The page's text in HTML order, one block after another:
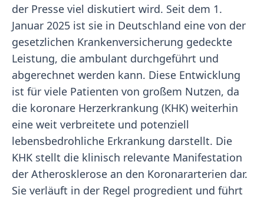
der Presse viel diskutiert wird. Seit dem 1.
Januar 2025 ist sie in Deutschland eine von der
gesetzlichen Krankenversicherung gedeckte
Leistung, die ambulant durchgeführt und
abgerechnet werden kann. Diese Entwicklung
ist für viele Patienten von großem Nutzen, da
die koronare Herzerkrankung (KHK) weiterhin
eine weit verbreitete und potenziell
lebensbedrohliche Erkrankung darstellt. Die
KHK stellt die klinisch relevante Manifestation
der Atherosklerose an den Koronararterien dar.
Sie verläuft in der Regel progredient und führt